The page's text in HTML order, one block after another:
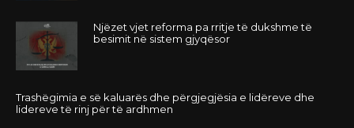
Njëzet vjet reforma pa rritje të dukshme të
besimit në sistem gjyqësor
Trashëgimia e së kaluarës dhe përgjegjësia e lidëreve dhe
lidereve të rinj për të ardhmen